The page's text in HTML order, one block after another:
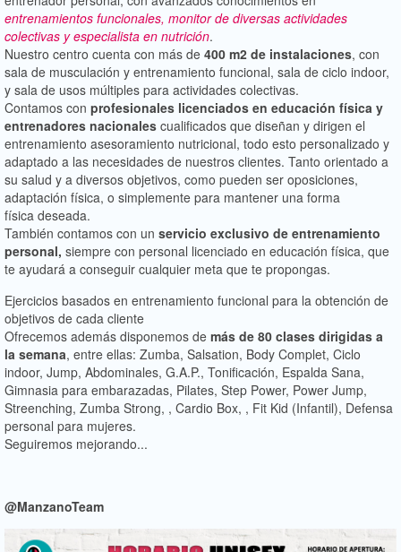
entrenamientos funcionales, monitor de diversas actividades
colectivas y especialista en nutrición.
Nuestro centro cuenta con más de 400 m2 de instalaciones, con
sala de musculación y entrenamiento funcional, sala de ciclo indoor,
y sala de usos múltiples para actividades colectivas.
Contamos con profesionales licenciados en educación física y
entrenadores nacionales cualificados que diseñan y dirigen el
entrenamiento asesoramiento nutricional, todo esto personalizado y
adaptado a las necesidades de nuestros clientes. Tanto orientado a
su salud y a diversos objetivos, como pueden ser oposiciones,
adaptación física, o simplemente para mantener una forma
física deseada.
También contamos con un servicio exclusivo de entrenamiento
personal, siempre con personal licenciado en educación física, que
te ayudará a conseguir cualquier meta que te propongas.
Ejercicios basados en entrenamiento funcional para la obtención de
objetivos de cada cliente
Ofrecemos además disponemos de más de 80 clases dirigidas a
la semana, entre ellas: Zumba, Salsation, Body Complet, Ciclo
indoor, Jump, Abdominales, G.A.P., Tonificación, Espalda Sana,
Gimnasia para embarazadas, Pilates, Step Power, Power Jump,
Streenching, Zumba Strong, , Cardio Box, , Fit Kid (Infantil), Defensa
personal para mujeres.
Seguiremos mejorando...
@ManzanoTeam